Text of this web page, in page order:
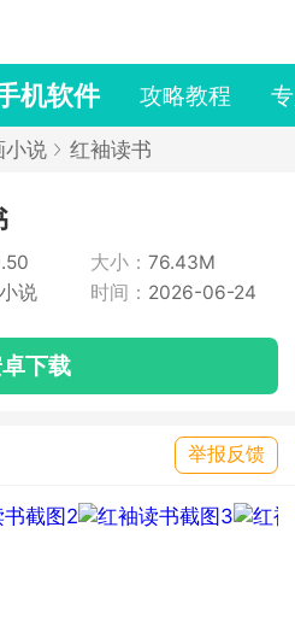
机软件 攻略教程
小说 红袖读书
大小： 76.43M
说 时间： 2026-06-24
下载
举报反馈